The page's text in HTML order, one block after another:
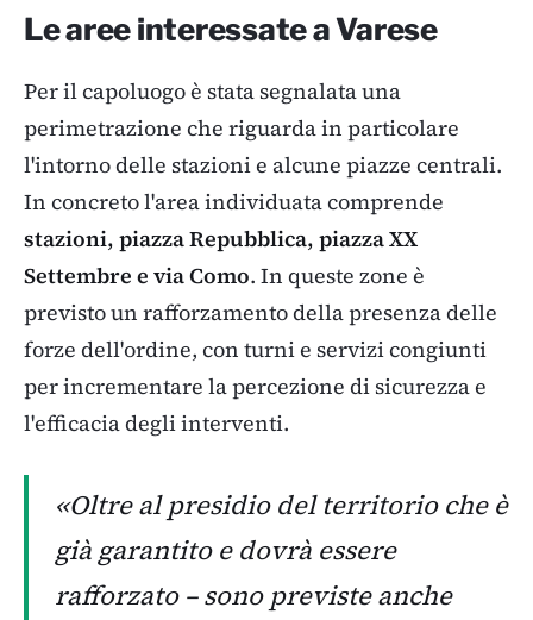
Le aree interessate a Varese
Per il capoluogo è stata segnalata una
perimetrazione che riguarda in particolare
l'intorno delle stazioni e alcune piazze centrali.
In concreto l'area individuata comprende
stazioni, piazza Repubblica, piazza XX
Settembre e via Como. In queste zone è
previsto un rafforzamento della presenza delle
forze dell'ordine, con turni e servizi congiunti
per incrementare la percezione di sicurezza e
l'efficacia degli interventi.
«Oltre al presidio del territorio che è
già garantito e dovrà essere
rafforzato – sono previste anche